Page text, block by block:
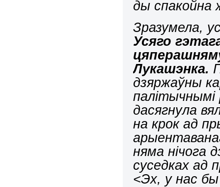
ды спакойна
Зразумела,
Усяго
Лукашэнка.
дзяржаўны
дасягнула
на крок ад
няма нічога
суседках ад
<Эх, у нас